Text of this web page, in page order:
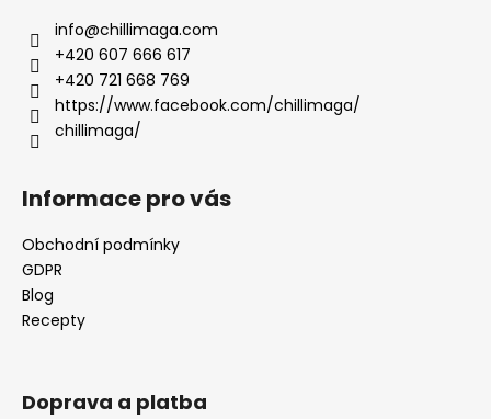
info@chillimaga.com
+420 607 666 617
+420 721 668 769
https://www.facebook.com/chillimaga/
chillimaga/
Informace pro vás
Obchodní podmínky
GDPR
Blog
Recepty
Doprava a platba